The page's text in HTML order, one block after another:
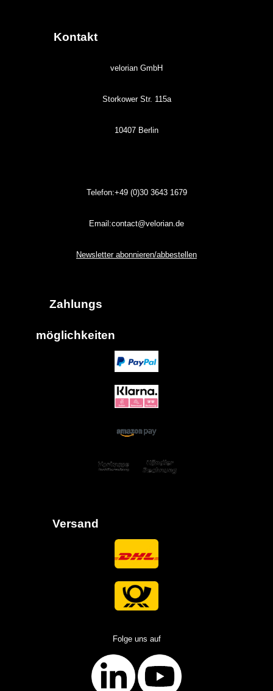
Kontakt
velorian GmbH
Storkower Str. 115a
10407 Berlin
Telefon:+49 (0)3036431679
Email:contact@velorian.de
Newsletter abonnieren/abbestellen
Zahlungs
möglichkeiten
Versand
Folge uns auf